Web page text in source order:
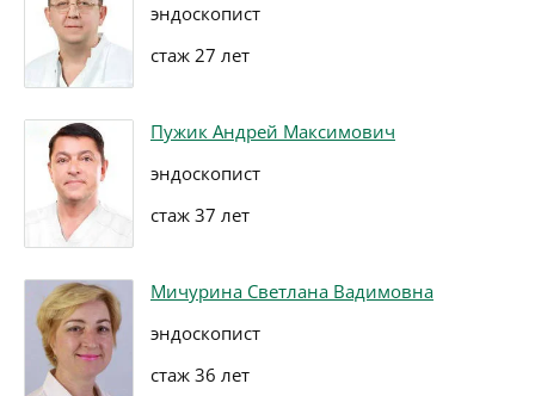
эндоскопист
стаж 27 лет
Пужик Андрей Максимович
эндоскопист
стаж 37 лет
Мичурина Светлана Вадимовна
эндоскопист
стаж 36 лет